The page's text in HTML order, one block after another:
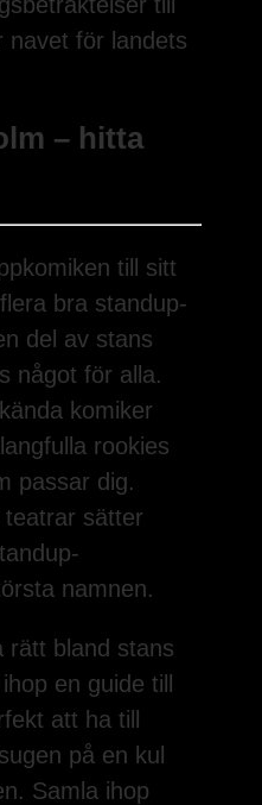
navet för landets
– hitta
till sitt
bra standup-
del av stans
något för alla.
komiker
rookies
passar dig.
teatrar sätter
namnen.
rätt bland stans
en guide till
att ha till
på en kul
Samla ihop